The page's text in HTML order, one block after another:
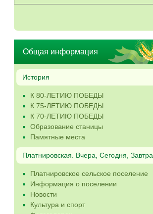
Общая информация
История
К 80-ЛЕТИЮ ПОБЕДЫ
К 75-ЛЕТИЮ ПОБЕДЫ
К 70-ЛЕТИЮ ПОБЕДЫ
Образование станицы
Памятные места
Платнировская. Вчера, Сегодня, Завтра
Платнировское сельское поселение
Информация о поселении
Новости
Культура и спорт